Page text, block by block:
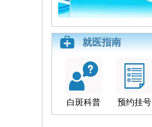
就医指南
白斑科普 预约挂号